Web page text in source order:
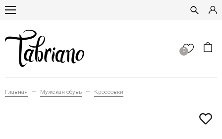
0
Главная Мужская обувь Кроссовки